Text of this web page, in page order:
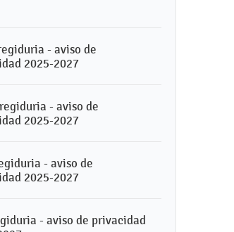
- aviso de
2025-2027
- aviso de
2025-2027
- aviso de
2025-2027
- aviso de privacidad